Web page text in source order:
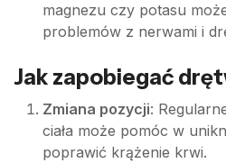
magnezu czy potasu
problemów z nerwami i
Jak zapobiegać
Zmiana pozycji:
ciała może pomóc w
poprawić krążenie krwi.